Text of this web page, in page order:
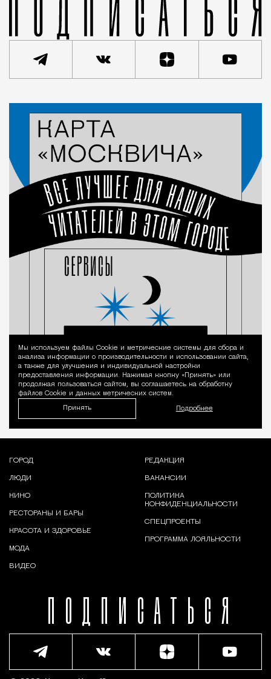
Уведомление
Мы используем файлы Сookie и метрические системы для сбора и
анализа информации о производительности и использовании сайта,
а также для улучшения и индивидуальной настройки
предоставления информации. Нажимая кнопку «Принять» или
продолжая пользоваться сайтом, вы соглашаетесь на обработку
файлов Cookie и данных метрических систем.
Принять Подробнее
ПОДПИСАТЬСЯ
ГОРОД
ЛЮДИ
КИНО
РЕСТОРАНЫ И БАРЫ
КРАСОТА И ЗДОРОВЬЕ
МОДА
ВИДЕО
РЕДАКЦИЯ
ВАКАНСИИ
ПОЛИТИКА
КОНФИДЕНЦИАЛЬНОСТИ
СПЕЦПРОЕКТЫ
ПРОГРАММА ЛОЯЛЬНОСТИ